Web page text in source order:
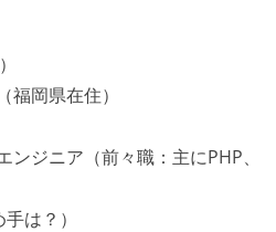
福岡県在住）
ジニア（前々職：主にPHP、
は？）